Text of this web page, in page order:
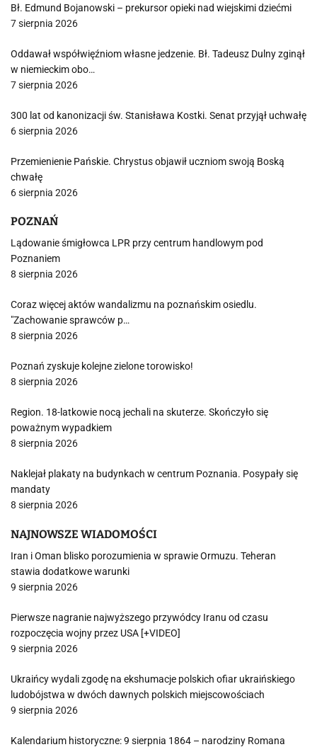
Bł. Edmund Bojanowski – prekursor opieki nad wiejskimi dziećmi
7 sierpnia 2026
Oddawał współwięźniom własne jedzenie. Bł. Tadeusz Dulny zginął
w niemieckim obo…
7 sierpnia 2026
300 lat od kanonizacji św. Stanisława Kostki. Senat przyjął uchwałę
6 sierpnia 2026
Przemienienie Pańskie. Chrystus objawił uczniom swoją Boską
chwałę
6 sierpnia 2026
POZNAŃ
Lądowanie śmigłowca LPR przy centrum handlowym pod
Poznaniem
8 sierpnia 2026
Coraz więcej aktów wandalizmu na poznańskim osiedlu.
"Zachowanie sprawców p…
8 sierpnia 2026
Poznań zyskuje kolejne zielone torowisko!
8 sierpnia 2026
Region. 18-latkowie nocą jechali na skuterze. Skończyło się
poważnym wypadkiem
8 sierpnia 2026
Naklejał plakaty na budynkach w centrum Poznania. Posypały się
mandaty
8 sierpnia 2026
NAJNOWSZE WIADOMOŚCI
Iran i Oman blisko porozumienia w sprawie Ormuzu. Teheran
stawia dodatkowe warunki
9 sierpnia 2026
Pierwsze nagranie najwyższego przywódcy Iranu od czasu
rozpoczęcia wojny przez USA [+VIDEO]
9 sierpnia 2026
Ukraińcy wydali zgodę na ekshumacje polskich ofiar ukraińskiego
ludobójstwa w dwóch dawnych polskich miejscowościach
9 sierpnia 2026
Kalendarium historyczne: 9 sierpnia 1864 – narodziny Romana